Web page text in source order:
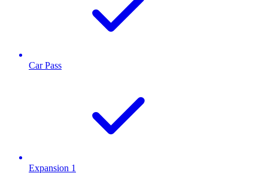
Car Pass
Expansion 1